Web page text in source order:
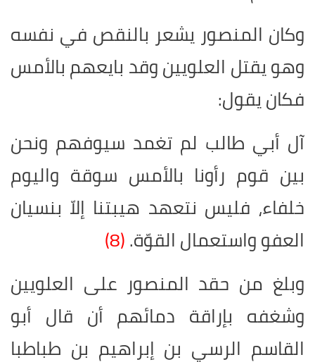
وكان المنصور يشعر بالنقص في نفسه
وهو يقتل العلويين وقد بايعهم بالأمس
فكان يقول:
آل أبي طالب لم تغمد سيوفهم ونحن
بين قوم رأونا بالأمس سوقة واليوم
خلفاء، فليس نتعهد هيبتنا إلاّ بنسيان
العفو واستعمال القوّة.(8)
وبلغ من حقد المنصور على العلويين
وشغفه بإراقة دمائهم أن قال أبو
القاسم الرسي بن إبراهيم بن طباطبا